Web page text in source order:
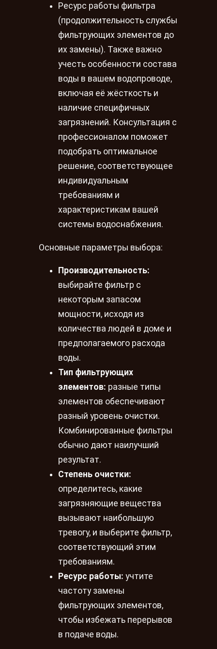
Ресурс работы фильтра
(продолжительность службы
фильтрующих элементов до
их замены). Также важно
учесть особенности состава
воды в вашем водопроводе,
включая её жёсткость и
наличие специфичных
загрязнений. Консультация с
профессионалом поможет
подобрать оптимальное
решение, соответствующее
индивидуальным
требованиям и
характеристикам вашей
системы водоснабжения.
Основные параметры выбора:
Производительность:
выбирайте фильтр с
некоторым запасом
мощности, исходя из
количества людей в доме и
предполагаемого расхода
воды.
Тип фильтрующих
элементов: разные типы
элементов обеспечивают
разный уровень очистки.
Комбинированные фильтры
обычно дают наилучший
результат.
Степень очистки:
определитесь, какие
загрязняющие вещества
вызывают наибольшую
тревогу, и выберите фильтр,
соответствующий этим
требованиям.
Ресурс работы: учтите
частоту замены
фильтрующих элементов,
чтобы избежать перерывов
в подаче воды.